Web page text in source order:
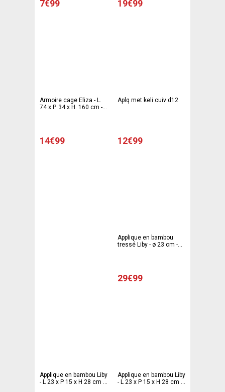
7€99 19€99
Armoire cage Eliza - L.
74 x P. 34 x H. 160 cm -
14€99
Aplq met keli cuiv d12
12€99
Applique en bambou
tressé Liby - ø 23 cm -
29€99
Applique en bambou Liby
- L 23 x P 15 x H 28 cm -
Applique en bambou Liby
- L 23 x P 15 x H 28 cm -